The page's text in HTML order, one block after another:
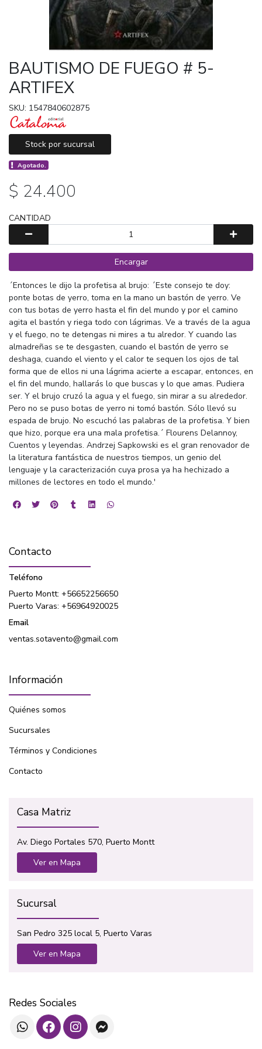
BAUTISMO DE FUEGO # 5-
ARTIFEX
SKU: 1547840602875
Stock por sucursal
Agotado.
$ 24.400
CANTIDAD
Encargar
´Entonces le dijo la profetisa al brujo: ´Este consejo te doy:
ponte botas de yerro, toma en la mano un bastón de yerro. Ve
con tus botas de yerro hasta el fin del mundo y por el camino
agita el bastón y riega todo con lágrimas. Ve a través de la agua
y el fuego, no te detengas ni mires a tu alredor. Y cuando las
almadreñas se te desgasten, cuando el bastón de yerro se
deshaga, cuando el viento y el calor te sequen los ojos de tal
forma que de ellos ni una lágrima acierte a escapar, entonces, en
el fin del mundo, hallarás lo que buscas y lo que amas. Pudiera
ser. Y el brujo cruzó la agua y el fuego, sin mirar a su alrededor.
Pero no se puso botas de yerro ni tomó bastón. Sólo llevó su
espada de brujo. No escuchó las palabras de la profetisa. Y bien
que hizo, porque era una mala profetisa.´ Flourens Delannoy,
Cuentos y leyendas. Andrzej Sapkowski es el gran renovador de
la literatura fantástica de nuestros tiempos, un genio del
lenguaje y la caracterización cuya prosa ya ha hechizado a
millones de lectores en todo el mundo.'
Contacto
Teléfono
Puerto Montt: +56652256650
Puerto Varas: +56964920025
Email
ventas.sotavento@gmail.com
Información
Quiénes somos
Sucursales
Términos y Condiciones
Contacto
Casa Matriz
Av. Diego Portales 570, Puerto Montt
Ver en Mapa
Sucursal
San Pedro 325 local 5, Puerto Varas
Ver en Mapa
Redes Sociales